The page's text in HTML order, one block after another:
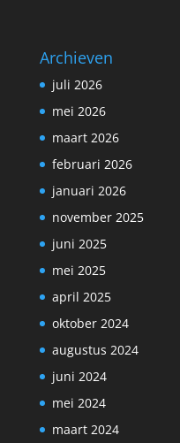
Archieven
juli 2026
mei 2026
maart 2026
februari 2026
januari 2026
november 2025
juni 2025
mei 2025
april 2025
oktober 2024
augustus 2024
juni 2024
mei 2024
maart 2024